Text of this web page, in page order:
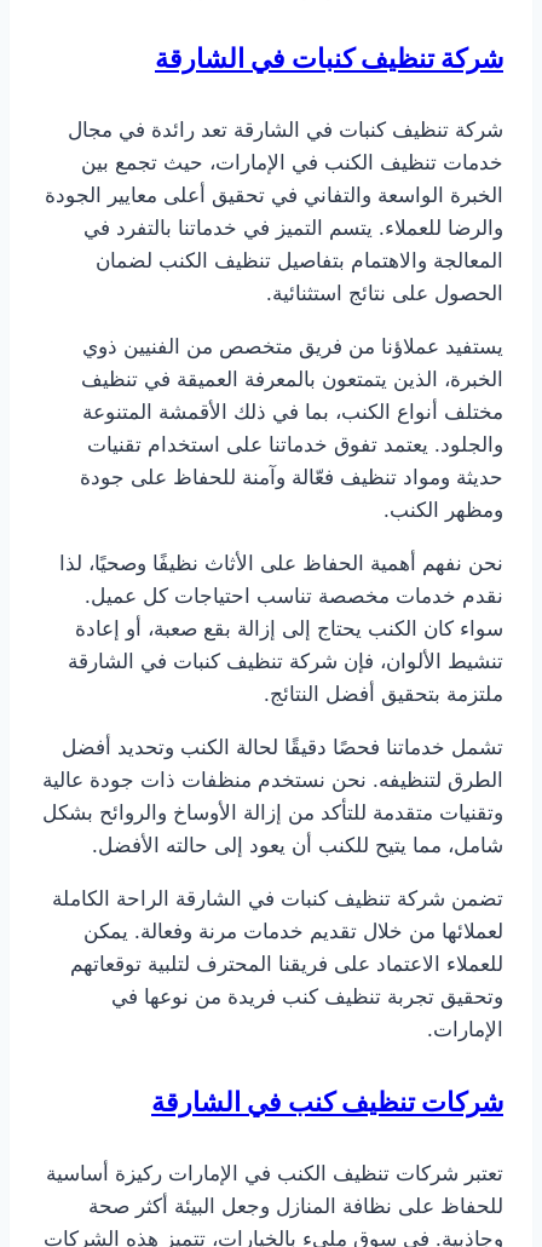
شركة تنظيف كنبات في الشارقة
شركة تنظيف كنبات في الشارقة تعد رائدة في مجال
خدمات تنظيف الكنب في الإمارات، حيث تجمع بين
الخبرة الواسعة والتفاني في تحقيق أعلى معايير الجودة
والرضا للعملاء. يتسم التميز في خدماتنا بالتفرد في
المعالجة والاهتمام بتفاصيل تنظيف الكنب لضمان
الحصول على نتائج استثنائية.
يستفيد عملاؤنا من فريق متخصص من الفنيين ذوي
الخبرة، الذين يتمتعون بالمعرفة العميقة في تنظيف
مختلف أنواع الكنب، بما في ذلك الأقمشة المتنوعة
والجلود. يعتمد تفوق خدماتنا على استخدام تقنيات
حديثة ومواد تنظيف فعّالة وآمنة للحفاظ على جودة
ومظهر الكنب.
نحن نفهم أهمية الحفاظ على الأثاث نظيفًا وصحيًا، لذا
نقدم خدمات مخصصة تناسب احتياجات كل عميل.
سواء كان الكنب يحتاج إلى إزالة بقع صعبة، أو إعادة
تنشيط الألوان، فإن شركة تنظيف كنبات في الشارقة
ملتزمة بتحقيق أفضل النتائج.
تشمل خدماتنا فحصًا دقيقًا لحالة الكنب وتحديد أفضل
الطرق لتنظيفه. نحن نستخدم منظفات ذات جودة عالية
وتقنيات متقدمة للتأكد من إزالة الأوساخ والروائح بشكل
شامل، مما يتيح للكنب أن يعود إلى حالته الأفضل.
تضمن شركة تنظيف كنبات في الشارقة الراحة الكاملة
لعملائها من خلال تقديم خدمات مرنة وفعالة. يمكن
للعملاء الاعتماد على فريقنا المحترف لتلبية توقعاتهم
وتحقيق تجربة تنظيف كنب فريدة من نوعها في
الإمارات.
شركات تنظيف كنب في الشارقة
تعتبر شركات تنظيف الكنب في الإمارات ركيزة أساسية
للحفاظ على نظافة المنازل وجعل البيئة أكثر صحة
وجاذبية. في سوق مليء بالخيارات، تتميز هذه الشركات